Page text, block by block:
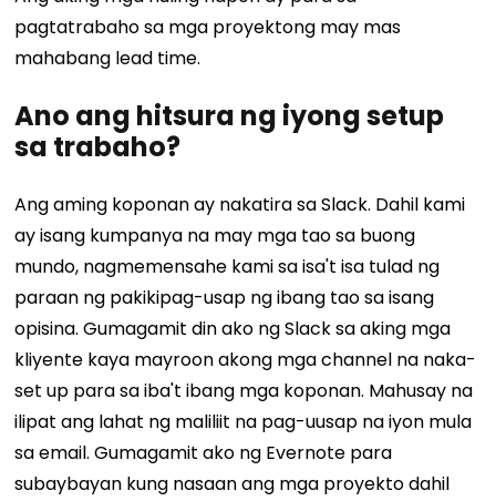
pagtatrabaho sa mga proyektong may mas
mahabang lead time.
Ano ang hitsura ng iyong setup
sa trabaho?
Ang aming koponan ay nakatira sa Slack. Dahil kami
ay isang kumpanya na may mga tao sa buong
mundo, nagmemensahe kami sa isa't isa tulad ng
paraan ng pakikipag-usap ng ibang tao sa isang
opisina. Gumagamit din ako ng Slack sa aking mga
kliyente kaya mayroon akong mga channel na naka-
set up para sa iba't ibang mga koponan. Mahusay na
ilipat ang lahat ng maliliit na pag-uusap na iyon mula
sa email. Gumagamit ako ng Evernote para
subaybayan kung nasaan ang mga proyekto dahil